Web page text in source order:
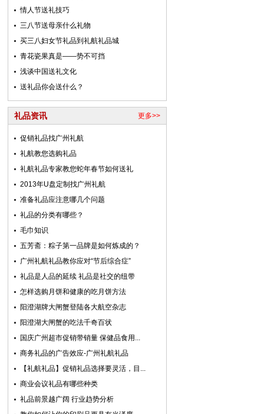
情人节送礼技巧
三八节送母亲什么礼物
买三八妇女节礼品到礼航礼品城
青花瓷果真是——势不可挡
浅谈中国送礼文化
送礼品你会送什么？
更多>>
礼品资讯
促销礼品找广州礼航
礼航教您选购礼品
礼航礼品专家教您蛇年春节如何送礼
2013年U盘定制找广州礼航
准备礼品应注意哪几个问题
礼品的分类有哪些？
毛巾知识
五芳斋：粽子第一品牌是如何炼成的？
广州礼航礼品教你应对“节后综合症”
礼品是人品的延续 礼品是社交的纽带
怎样选购月饼和健康的吃月饼方法
阳澄湖牌大闸蟹登陆各大航空杂志
阳澄湖大闸蟹的吃法千奇百状
国庆广州超市促销带销量 保健品食用...
商务礼品的广告效应-广州礼航礼品
【礼航礼品】促销礼品选择要灵活，目...
商业会议礼品有哪些种类
礼品前景越广阔 行业趋势分析